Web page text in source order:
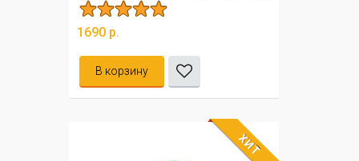
1690 р.
В корзину
ХИТ